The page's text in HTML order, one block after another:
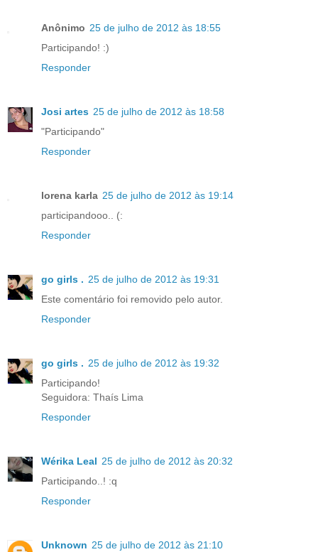
Anônimo 25 de julho de 2012 às 18:55
Participando! :)
Responder
Josi artes 25 de julho de 2012 às 18:58
"Participando"
Responder
lorena karla 25 de julho de 2012 às 19:14
participandooo.. (:
Responder
go girls . 25 de julho de 2012 às 19:31
Este comentário foi removido pelo autor.
Responder
go girls . 25 de julho de 2012 às 19:32
Participando!
Seguidora: Thaís Lima
Responder
Wérika Leal 25 de julho de 2012 às 20:32
Participando..! :q
Responder
Unknown 25 de julho de 2012 às 21:10